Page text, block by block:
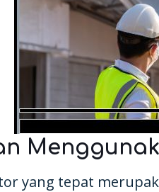
yang tepat